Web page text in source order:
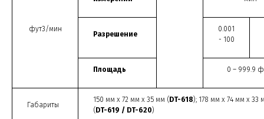
фут3/мин
Разрешение
0.001
- 100
Площадь 0 – 999.9
Габариты
150 мм х 72 мм х 35 мм ( DT-618); 178 мм х 74 мм х 33
( DT-619 / DT-620)